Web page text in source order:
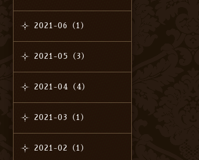
2021-06（1）
2021-05（3）
2021-04（4）
2021-03（1）
2021-02（1）